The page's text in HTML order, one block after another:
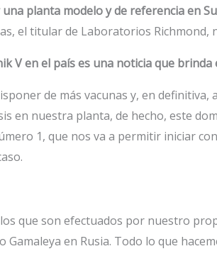
planta modelo y de referencia en
el titular de Laboratorios Richmond,
V en el país es una noticia que brinda
de más vacunas y, en definitiva,
en nuestra planta, de hecho, este
1, que nos va a permitir iniciar
que son efectuados por nuestro
Gamaleya en Rusia. Todo lo que